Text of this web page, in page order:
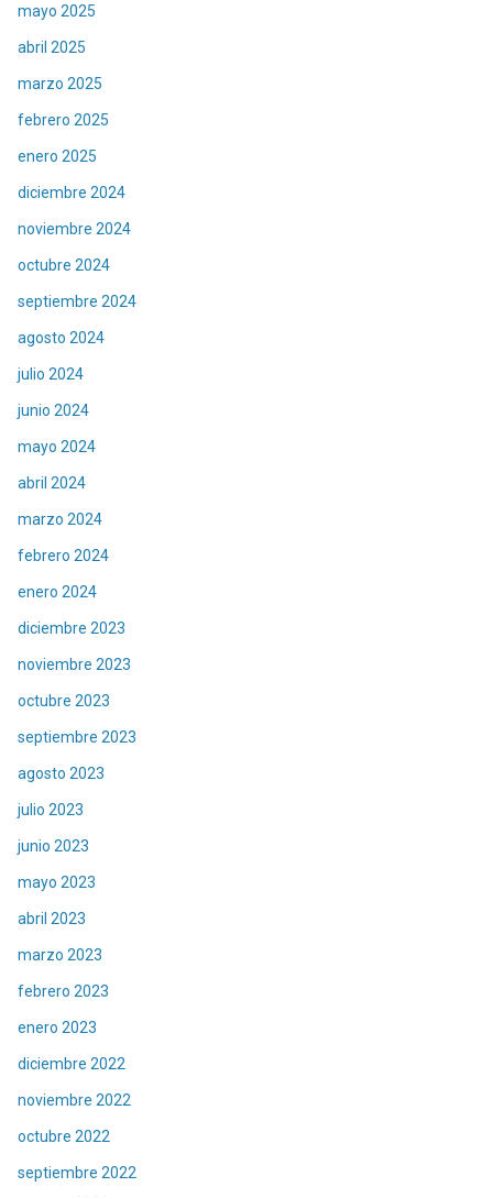
mayo 2025
abril 2025
marzo 2025
febrero 2025
enero 2025
diciembre 2024
noviembre 2024
octubre 2024
septiembre 2024
agosto 2024
julio 2024
junio 2024
mayo 2024
abril 2024
marzo 2024
febrero 2024
enero 2024
diciembre 2023
noviembre 2023
octubre 2023
septiembre 2023
agosto 2023
julio 2023
junio 2023
mayo 2023
abril 2023
marzo 2023
febrero 2023
enero 2023
diciembre 2022
noviembre 2022
octubre 2022
septiembre 2022